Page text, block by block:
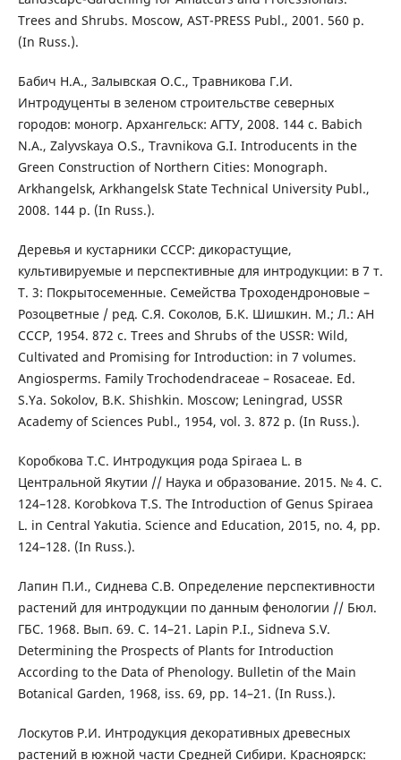
Trees and Shrubs. Moscow, AST-PRESS Publ., 2001. 560 p.
(In Russ.).
Бабич Н.А., Залывская О.С., Травникова Г.И.
Интродуценты в зеленом строительстве северных
городов: моногр. Архангельск: АГТУ, 2008. 144 с. Babich
N.A., Zalyvskaya O.S., Travnikova G.I. Introducents in the
Green Construction of Northern Cities: Monograph.
Arkhangelsk, Arkhangelsk State Technical University Publ.,
2008. 144 p. (In Russ.).
Деревья и кустарники СССР: дикорастущие,
культивируемые и перспективные для интродукции: в 7 т.
Т. 3: Покрытосеменные. Семейства Троходендроновые –
Розоцветные / ред. С.Я. Соколов, Б.К. Шишкин. М.; Л.: АН
СССР, 1954. 872 с. Trees and Shrubs of the USSR: Wild,
Cultivated and Promising for Introduction: in 7 volumes.
Angiosperms. Family Trochodendraceae – Rosaceae. Ed.
S.Ya. Sokolov, B.K. Shishkin. Moscow; Leningrad, USSR
Academy of Sciences Publ., 1954, vol. 3. 872 p. (In Russ.).
Коробкова Т.С. Интродукция рода Spiraea L. в
Центральной Якутии // Наука и образование. 2015. № 4. С.
124–128. Korobkova T.S. The Introduction of Genus Spiraea
L. in Central Yakutia. Science and Education, 2015, no. 4, рр.
124–128. (In Russ.).
Лапин П.И., Сиднева С.В. Определение перспективности
растений для интродукции по данным фенологии // Бюл.
ГБС. 1968. Вып. 69. С. 14–21. Lapin P.I., Sidneva S.V.
Determining the Prospects of Plants for Introduction
According to the Data of Phenology. Bulletin of the Main
Botanical Garden, 1968, iss. 69, pp. 14–21. (In Russ.).
Лоскутов Р.И. Интродукция декоративных древесных
растений в южной части Средней Сибири. Красноярск: